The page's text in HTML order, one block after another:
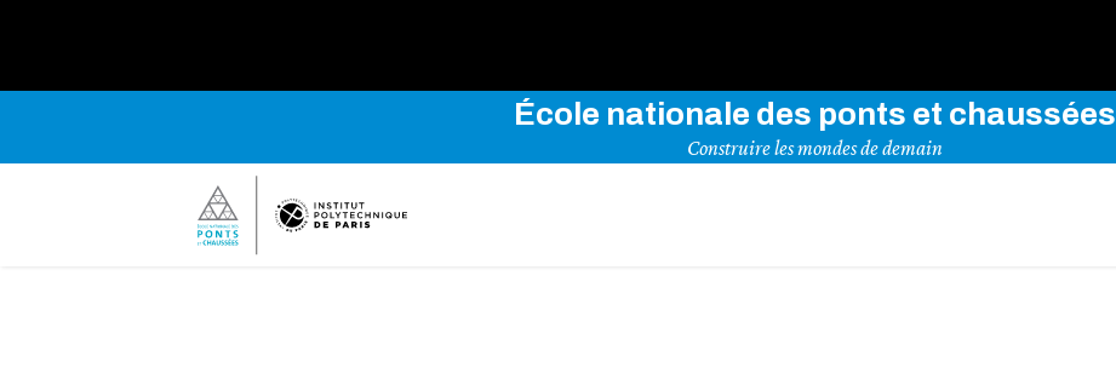
École nationale des ponts et chaussées
Construire les mondes de demain